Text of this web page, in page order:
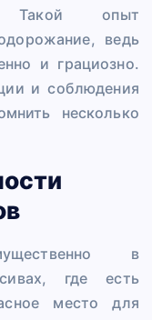
Такой опыт
ведь
и грациозно.
и соблюдения
несколько
в
где есть
место для